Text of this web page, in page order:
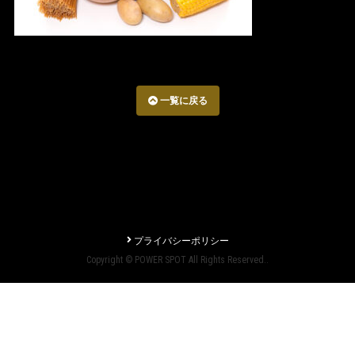
一覧に戻る
プライバシーポリシー
Copyright © POWER SPOT All Rights Reserved..